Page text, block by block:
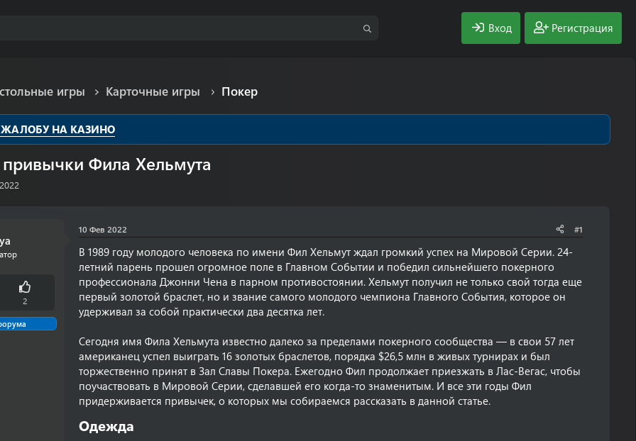
Вход Регистрация
игры Карточные игры Покер
ЖАЛОБУ НА КАЗИНО
Фила Хельмута
2
10 Фев 2022 #1
В 1989 году молодого человека по имени Фил Хельмут ждал громкий успех на Мировой Серии. 24-
летний парень прошел огромное поле в Главном Событии и победил сильнейшего покерного
профессионала Джонни Чена в парном противостоянии. Хельмут получил не только свой тогда еще
первый золотой браслет, но и звание самого молодого чемпиона Главного События, которое он
удерживал за собой практически два десятка лет.
Сегодня имя Фила Хельмута известно далеко за пределами покерного сообщества — в свои 57 лет
американец успел выиграть 16 золотых браслетов, порядка $26,5 млн в живых турнирах и был
торжественно принят в Зал Славы Покера. Ежегодно Фил продолжает приезжать в Лас-Вегас, чтобы
поучаствовать в Мировой Серии, сделавшей его когда-то знаменитым. И все эти годы Фил
придерживается привычек, о которых мы собираемся рассказать в данной статье.
Одежда​